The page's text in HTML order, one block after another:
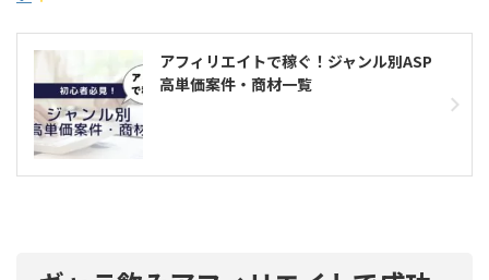
アフィリエイトで稼ぐ！ジャンル別ASP
高単価案件・商材一覧